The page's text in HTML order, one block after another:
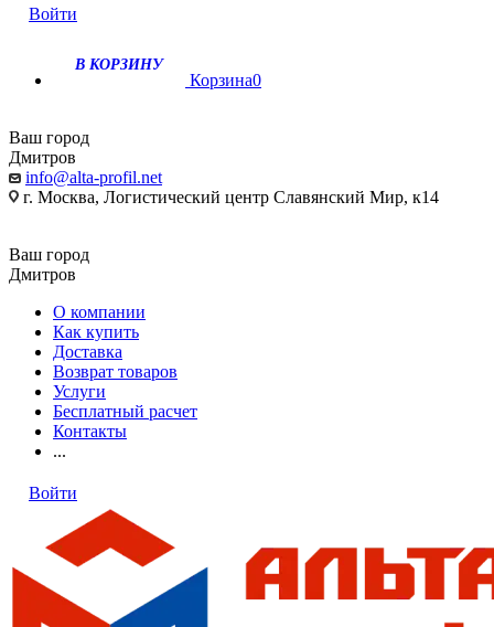
Войти
В КОРЗИНУ
Корзина0
Ваш город
Дмитров
info@alta-profil.net
г. Москва, Логистический центр Славянский Мир, к14
Ваш город
Дмитров
О компании
Как купить
Доставка
Возврат товаров
Услуги
Бесплатный расчет
Контакты
...
Войти